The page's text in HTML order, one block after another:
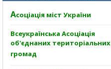
Асоціація міст України
Всеукраїнська Асоціація
об'єднаних територіальних
громад